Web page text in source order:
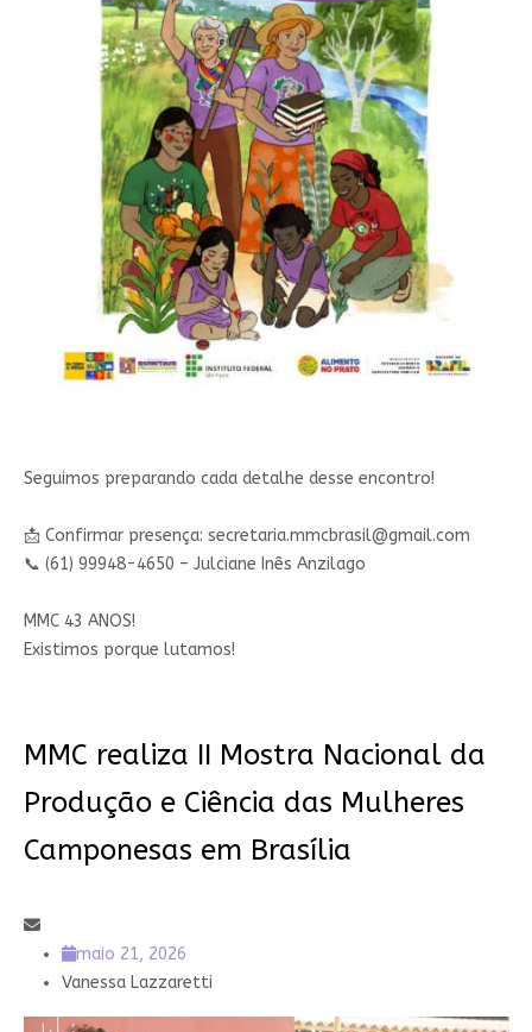
Seguimos preparando cada detalhe desse encontro!
📩 Confirmar presença: secretaria.mmcbrasil@gmail.com
📞 (61) 99948-4650 – Julciane Inês Anzilago
MMC 43 ANOS!
Existimos porque lutamos!
MMC realiza II Mostra Nacional da
Produção e Ciência das Mulheres
Camponesas em Brasília
maio 21, 2026
Vanessa Lazzaretti